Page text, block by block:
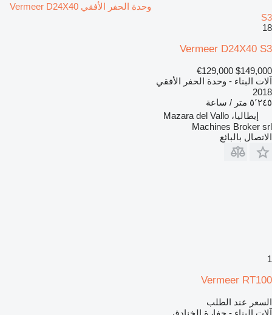
وحدة الحفر الأفقي Vermeer D24X40
S3
18
Vermeer D24X40 S3
$149,000
€129,000
آلات البناء - وحدة الحفر الأفقي
2018
٥٬٢٤٥ متر / ساعة
إيطاليا، Mazara del Vallo
Machines Broker srl
الاتصال بالبائع
1
Vermeer RT100
السعر عند الطلب
آلات البناء - حفارة الخنادق